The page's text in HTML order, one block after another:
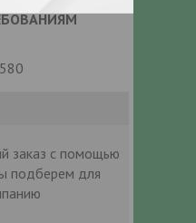
заказ с помощью
подберем для